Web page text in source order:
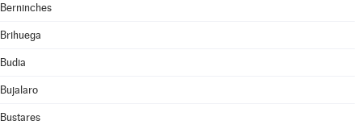
Berninches
Brihuega
Budia
Bujalaro
Bustares